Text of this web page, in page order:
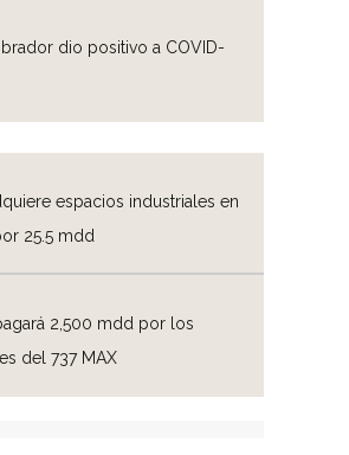
dio positivo a COVID-
espacios industriales en
25.5 mdd
2,500 mdd por los
del 737 MAX